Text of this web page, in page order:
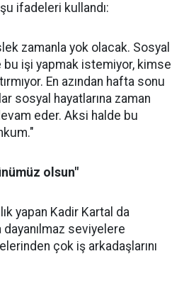
ifadeleri kullandı:
zamanla yok olacak. Sosyal
bu işi yapmak istemiyor, kimse
En azından hafta sonu
sosyal hayatlarına zaman
eder. Aksi halde bu
olsun"
yapan Kadir Kartal da
dayanılmaz seviyelere
çok iş arkadaşlarını